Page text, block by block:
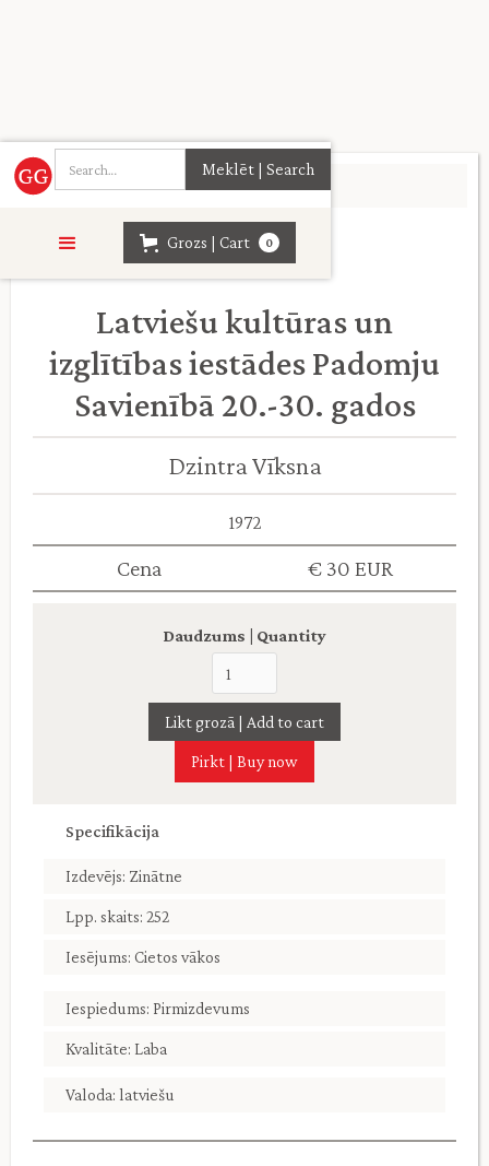
Grozs | Cart 0
Sākumlapa > Vēsture
Latviešu kultūras un
izglītības iestādes Padomju
Savienībā 20.-30. gados
Dzintra Vīksna
1972
Cena € 30 EUR
Daudzums | Quantity
Pirkt | Buy now
Specifikācija
Izdevējs: Zinātne
Lpp. skaits: 252
Iesējums: Cietos vākos
Iespiedums: Pirmizdevums
Kvalitāte: Laba
Valoda: latviešu